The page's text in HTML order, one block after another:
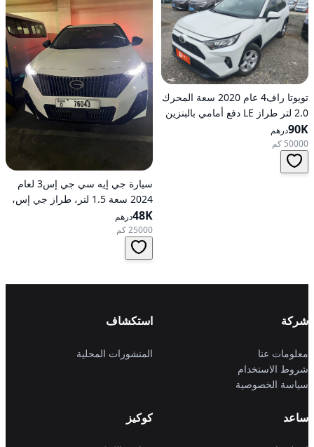
تويوتا راف4 عام 2020 سعة المحرك
2.0 لتر طراز LE دفع أمامي بالبنزين
أوتوماتيكي
90Kدرهم
50000 كم
سيارة جي إيه سي جي إس3 لعام
2024 سعة 1.5 لتر، طراز جي إس،
تعمل بالبنزين، ناقل حركة
أوتوماتيكي، دفع أمامي
48Kدرهم
25000 كم
شركة
معلومات عنا
شروط الاستخدام
سياسة الخصوصية
استكشاف
المنشورات المحلية
ساعد كوكيز